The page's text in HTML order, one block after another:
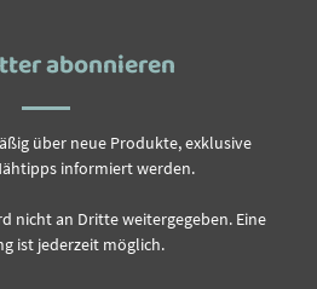
abonnieren
über neue Produkte, exklusive
informiert werden.
nicht an Dritte weitergegeben. Eine
ist jederzeit möglich.